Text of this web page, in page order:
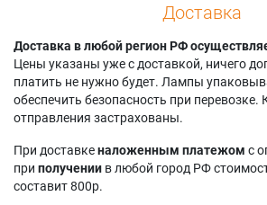
Доставка
Доставка в любой регион РФ
Цены указаны уже с доставкой, ничего
платить не нужно будет. Лампы
обеспечить безопасность при перевозке.
отправления застрахованы.
При доставкеналоженным платежом с
при получении в любой город РФ
составит 800р.